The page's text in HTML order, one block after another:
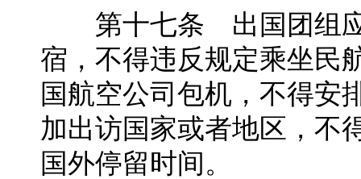
第十七条 出国团组应
宿，不得违反规定乘坐民
国航空公司包机，不得安
加出访国家或者地区，不
国外停留时间。